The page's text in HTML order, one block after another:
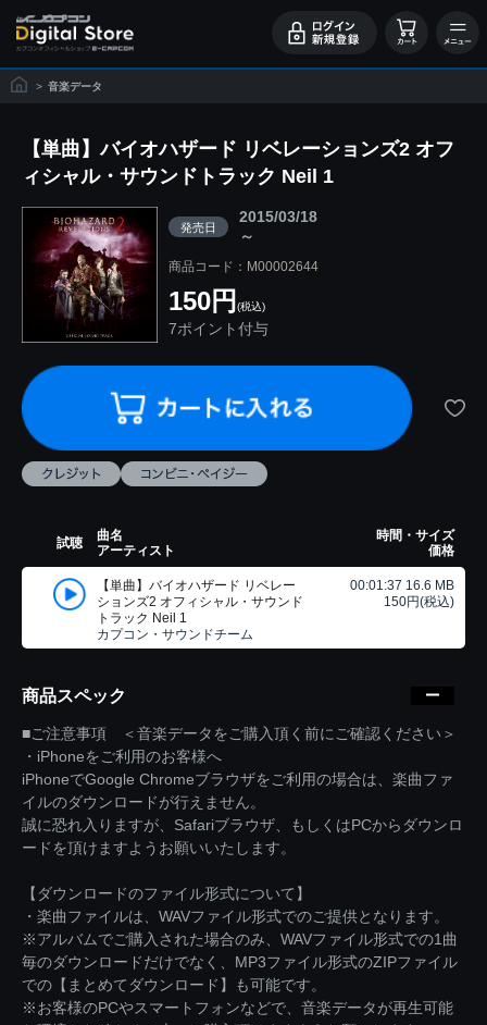
> 音楽データ
【単曲】バイオハザード リベレーションズ2 オフ
ィシャル・サウンドトラック Neil 1
発売日
2015/03/18
～
商品コード：M00002644
150円 (税込)
7ポイント付与
試聴
曲名
アーティスト
時間・サイズ
価格
【単曲】バイオハザード リベレー
ションズ2 オフィシャル・サウンド
トラック Neil 1
カプコン・サウンドチーム
00:01:37 16.6 MB
150円(税込)
商品スペック
■ご注意事項 ＜音楽データをご購入頂く前にご確認ください＞
・iPhoneをご利用のお客様へ
iPhoneでGoogle Chromeブラウザをご利用の場合は、楽曲ファ
イルのダウンロードが行えません。
誠に恐れ入りますが、Safariブラウザ、もしくはPCからダウンロ
ードを頂けますようお願いいたします。
【ダウンロードのファイル形式について】
・楽曲ファイルは、WAVファイル形式でのご提供となります。
※アルバムでご購入された場合のみ、WAVファイル形式での1曲
毎のダウンロードだけでなく、MP3ファイル形式のZIPファイル
での【まとめてダウンロード】も可能です。
※お客様のPCやスマートフォンなどで、音楽データが再生可能